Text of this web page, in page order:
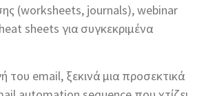
(worksheets, journals), webinar
sheets για συγκεκριμένα
του email, ξεκινά μια προσεκτικά